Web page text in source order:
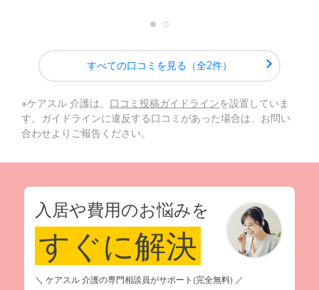
すべての口コミを見る（全2件）
※ケアスル 介護は、 口コミ投稿ガイドラインを設置していま
す。ガイドラインに違反する口コミがあった場合は、お問い
合わせよりご報告ください。
入居や費用のお悩みを
すぐに解決
＼ ケアスル 介護の専門相談員がサポート(完全無料) ／